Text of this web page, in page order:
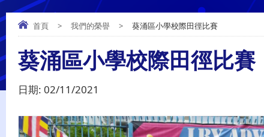
首頁 > 我們的榮譽 > 葵涌區小學校際田徑比賽
葵涌區小學校際田徑比賽
日期: 02/11/2021